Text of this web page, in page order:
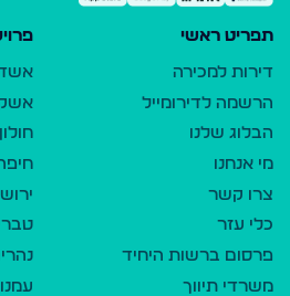
תפריט ראשי
דירות למכירה
הרשמה לדירומייל
הבלוג שלנו
מי אנחנו
צרו קשר
כלי עזר
פרסום ברשות היחיד
משרדי תיווך
חולון